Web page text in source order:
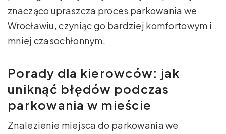
znacząco upraszcza proces parkowania we
Wrocławiu, czyniąc go bardziej komfortowym i
mniej czasochłonnym.
Porady dla kierowców: jak
uniknąć błędów podczas
parkowania w mieście
Znalezienie miejsca do parkowania we